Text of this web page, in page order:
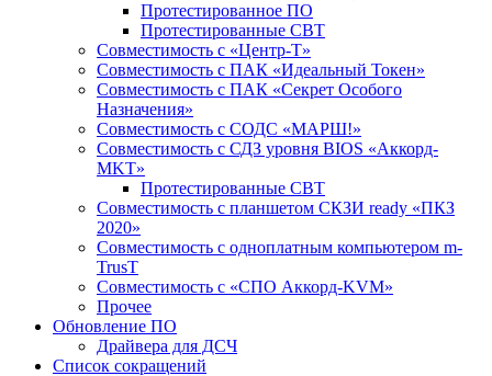
Протестированное ПО
Протестированные СВТ
Совместимость с «Центр-Т»
Совместимость с ПАК «Идеальный Токен»
Совместимость с ПАК «Секрет Особого
Назначения»
Cовместимость с СОДС «МАРШ!»
Совместимость с СДЗ уровня BIOS «Аккорд-
MKT»
Протестированные СВТ
Совместимость с планшетом СКЗИ ready «ПКЗ
2020»
Совместимость с одноплатным компьютером m-
TrusT
Совместимость с «СПО Аккорд-KVM»
Прочее
Обновление ПО
Драйвера для ДСЧ
Список сокращений